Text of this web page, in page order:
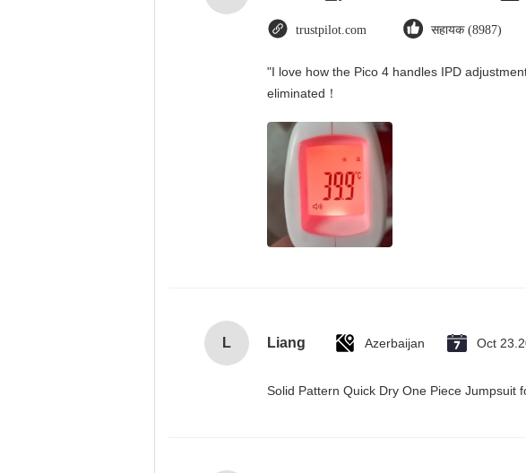
trustpilot.com सहायक (8987)
"I love how the Pico 4 handles IPD
eliminated！
L Liang Azerbaijan Oct
Solid Pattern Quick Dry One Piece Jumpsuit